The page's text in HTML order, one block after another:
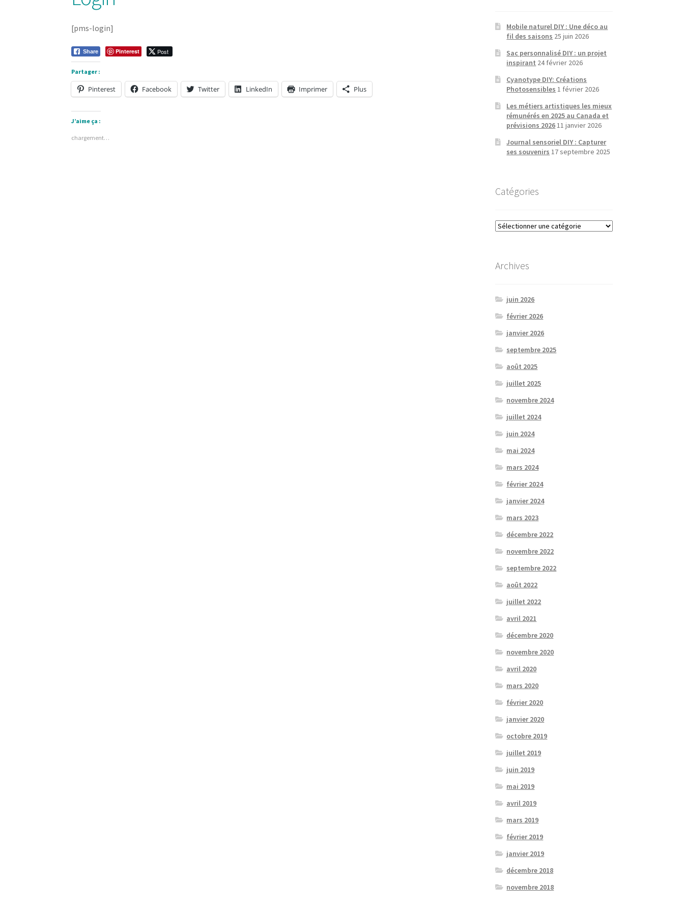
[pms-login]
Share Pinterest Post
Partager :
Pinterest Facebook Twitter LinkedIn Imprimer Plus
J’aime ça :
chargement…
Mobile naturel DIY : Une déco au
fil des saisons 25 juin 2026
Sac personnalisé DIY : un projet
inspirant 24 février 2026
Cyanotype DIY: Créations
Photosensibles 1 février 2026
Les métiers artistiques les mieux
rémunérés en 2025 au Canada et
prévisions 202611 janvier 2026
Journal sensoriel DIY : Capturer
ses souvenirs 17 septembre 2025
Catégories
Catégories
Archives
juin 2026
février 2026
janvier 2026
septembre 2025
août 2025
juillet 2025
novembre 2024
juillet 2024
juin 2024
mai 2024
mars 2024
février 2024
janvier 2024
mars 2023
décembre 2022
novembre 2022
septembre 2022
août 2022
juillet 2022
avril 2021
décembre 2020
novembre 2020
avril 2020
mars 2020
février 2020
janvier 2020
octobre 2019
juillet 2019
juin 2019
mai 2019
avril 2019
mars 2019
février 2019
janvier 2019
décembre 2018
novembre 2018